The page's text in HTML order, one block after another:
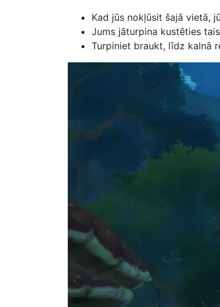
Kad jūs nokļūsit šajā vietā,
Jums jāturpina kustēties
Turpiniet braukt, līdz kalnā